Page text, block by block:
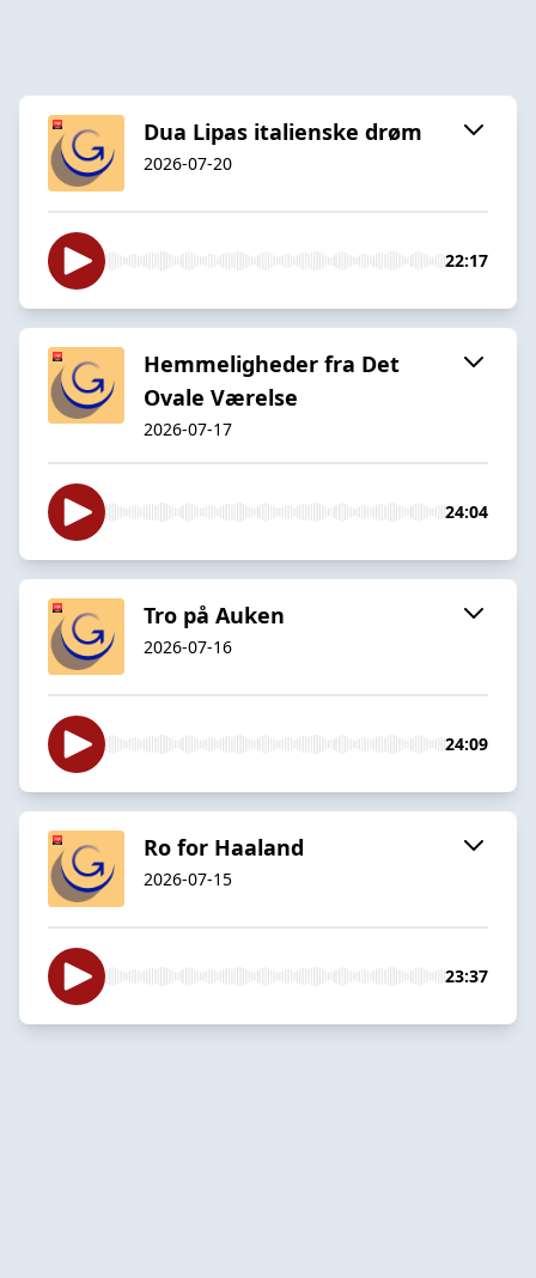
Dua Lipas italienske drøm
2026-07-20
22:17
Hemmeligheder fra Det
Ovale Værelse
2026-07-17
24:04
Tro på Auken
2026-07-16
24:09
Ro for Haaland
2026-07-15
23:37